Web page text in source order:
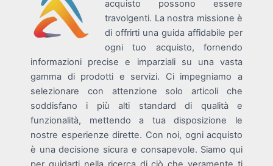
acquisto possono essere
travolgenti. La nostra missione è
di offrirti una guida affidabile per
ogni tuo acquisto, fornendo
informazioni precise e imparziali su una vasta
gamma di prodotti e servizi. Ci impegniamo a
selezionare con attenzione solo articoli che
soddisfano i più alti standard di qualità e
funzionalità, mettendo a tua disposizione le
nostre esperienze dirette. Con noi, ogni acquisto
è una decisione sicura e consapevole. Siamo qui